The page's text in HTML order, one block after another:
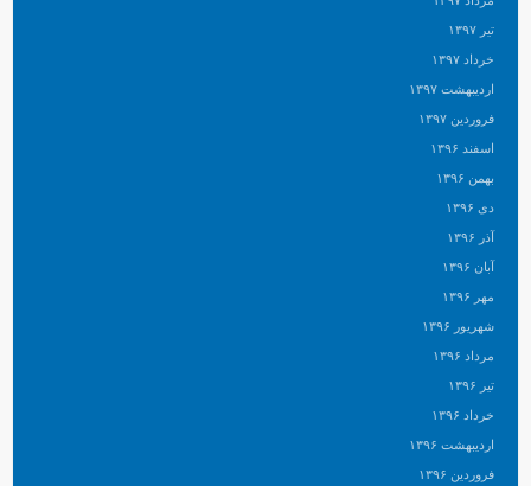
تیر ۱۳۹۷
خرداد ۱۳۹۷
اردیبهشت ۱۳۹۷
فروردین ۱۳۹۷
اسفند ۱۳۹۶
بهمن ۱۳۹۶
دی ۱۳۹۶
آذر ۱۳۹۶
آبان ۱۳۹۶
مهر ۱۳۹۶
شهریور ۱۳۹۶
مرداد ۱۳۹۶
تیر ۱۳۹۶
خرداد ۱۳۹۶
اردیبهشت ۱۳۹۶
فروردین ۱۳۹۶